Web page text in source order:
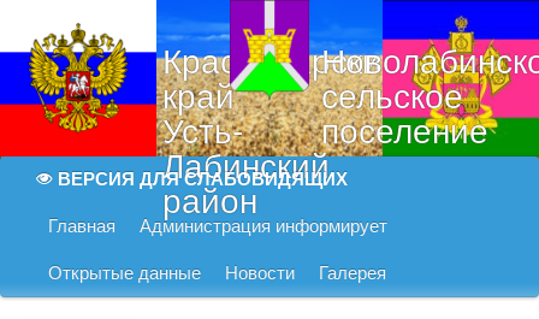
Краснодарский
край
Усть-
Лабинский
район
сельское
поселение
ВЕРСИЯ ДЛЯ СЛАБОВИДЯЩИХ
Главная Администрация информирует
Открытые данные Новости Галерея